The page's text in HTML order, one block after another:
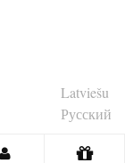
Latviešu
Русский